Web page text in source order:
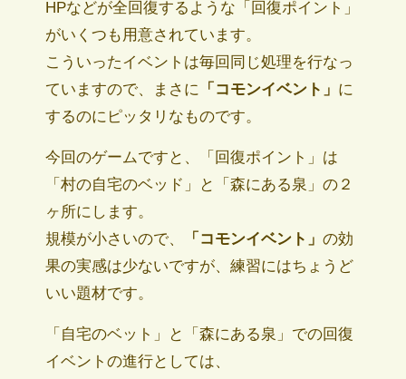
HPなどが全回復するような「回復ポイント」
がいくつも用意されています。
こういったイベントは毎回同じ処理を行なっ
ていますので、まさに 「コモンイベント」 に
するのにピッタリなものです。
今回のゲームですと、「回復ポイント」は
「村の自宅のベッド」と「森にある泉」の２
ヶ所にします。
規模が小さいので、
「コモンイベント」 の効
果の実感は少ないですが、練習にはちょうど
いい題材です。
「自宅のベット」と「森にある泉」での回復
イベントの進行としては、